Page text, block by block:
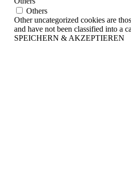
Others
Other uncategorized cookies are
and have not been classified into a
SPEICHERN & AKZEPTIEREN